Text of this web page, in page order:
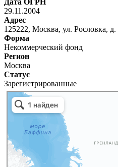
29.11.2004
Адрес
125222, Москва, ул. Рословка,
Форма
Некоммерческий фонд
Регион
Москва
Статус
Зарегистрированные